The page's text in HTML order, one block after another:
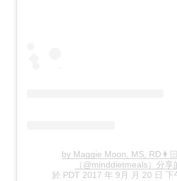
by Maggie Moon, MS,
（@minddietmeals）分享
於 PDT 2017 年 9月 月 20 日 下